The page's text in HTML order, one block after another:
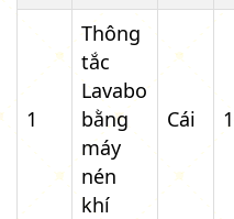
1
Thông
tắc
Lavabo
bằng
máy
nén
khí
Cái 1